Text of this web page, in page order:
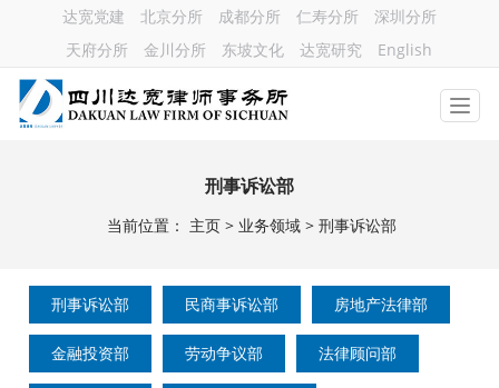
达宽党建 北京分所 成都分所 仁寿分所
深圳分所
天府分所
金川分所 东坡文化 达宽研究 English
刑事诉讼部
当前位置： 主页> 业务领域> 刑事诉讼部
刑事诉讼部 民商事诉讼部 房地产法律部
金融投资部 劳动争议部 法律顾问部